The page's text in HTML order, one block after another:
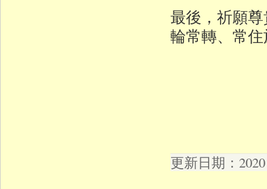
最後，祈願
輪常轉、常
更新日期：